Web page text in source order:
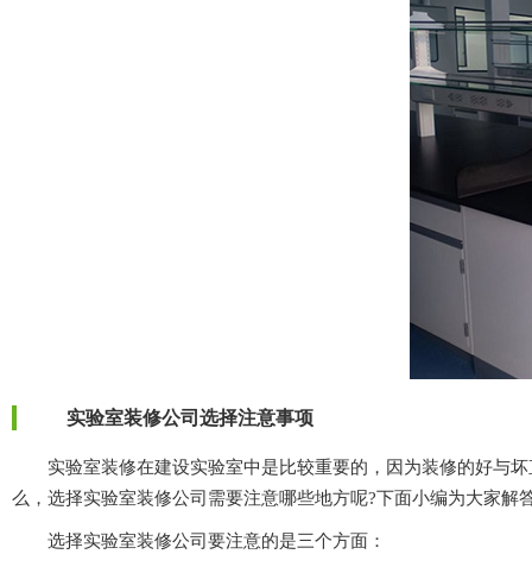
实验室装修公司选择注意事项
实验室装修在建设实验室中是比较重要的，因为装修的好与坏
么，选择实验室装修公司需要注意哪些地方呢?下面小编为大家解答下
选择实验室装修公司要注意的是三个方面：